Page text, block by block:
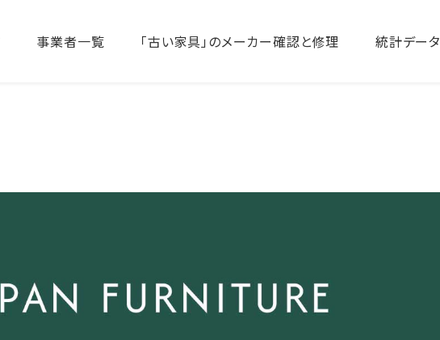
事業者一覧 「古い家具」のメーカー確認と修理 統計データ